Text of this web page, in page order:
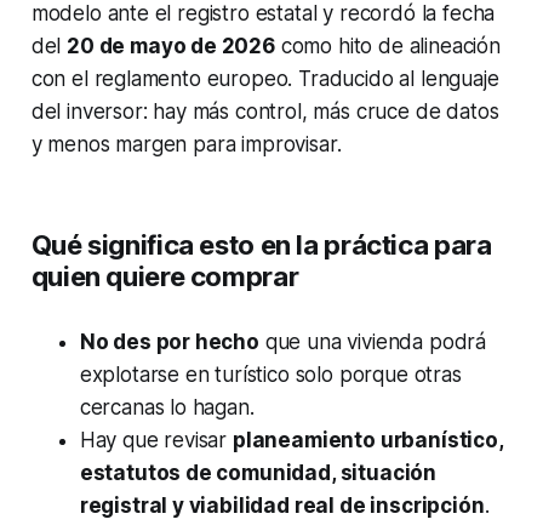
modelo ante el registro estatal y recordó la fecha
del 20 de mayo de 2026como hito de alineación
con el reglamento europeo. Traducido al lenguaje
del inversor: hay más control, más cruce de datos
y menos margen para improvisar.
Qué significa esto en la práctica para
quien quiere comprar
No des por hecho que una vivienda podrá
explotarse en turístico solo porque otras
cercanas lo hagan.
Hay que revisar planeamiento urbanístico,
estatutos de comunidad, situación
registral y viabilidad real de inscripción.